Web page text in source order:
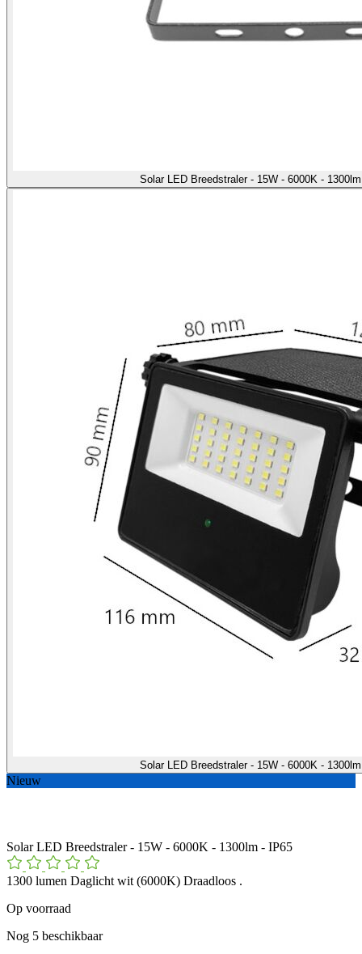
Solar LED Breedstraler - 15W - 6000K -
Solar LED Breedstraler - 15W - 6000K -
Nieuw
Solar LED Breedstraler - 15W - 6000K - 1300lm - IP65
1300 lumen Daglicht wit (6000K) Draadloos .
Op voorraad
Nog 5 beschikbaar